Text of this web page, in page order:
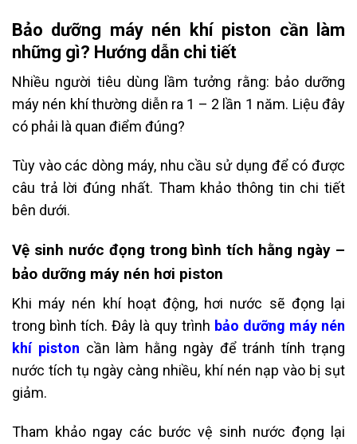
Bảo dưỡng máy nén khí piston cần làm
những gì? Hướng dẫn chi tiết
Nhiều người tiêu dùng lầm tưởng rằng: bảo dưỡng
máy nén khí thường diễn ra 1 – 2 lần 1 năm. Liệu đây
có phải là quan điểm đúng?
Tùy vào các dòng máy, nhu cầu sử dụng để có được
câu trả lời đúng nhất. Tham khảo thông tin chi tiết
bên dưới.
Vệ sinh nước đọng trong bình tích hằng ngày –
bảo dưỡng máy nén hơi piston
Khi máy nén khí hoạt động, hơi nước sẽ đọng lại
trong bình tích. Đây là quy trình bảo dưỡng máy nén
khí piston cần làm hằng ngày để tránh tính trạng
nước tích tụ ngày càng nhiều, khí nén nạp vào bị sụt
giảm.
Tham khảo ngay các bước vệ sinh nước đọng lại